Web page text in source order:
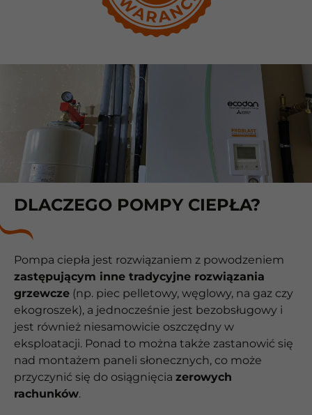
DLACZEGO POMPY CIEPŁA?
Pompa ciepła jest rozwiązaniem z powodzeniem
zastępującym inne tradycyjne rozwiązania
grzewcze (np. piec pelletowy, węglowy, na gaz czy
ekogroszek), a jednocześnie jest bezobsługowy i
jest również niesamowicie oszczędny w
eksploatacji. Ponad to można także zastanowić się
nad montażem paneli słonecznych, co może
przyczynić się do osiągnięcia zerowych
rachunków.